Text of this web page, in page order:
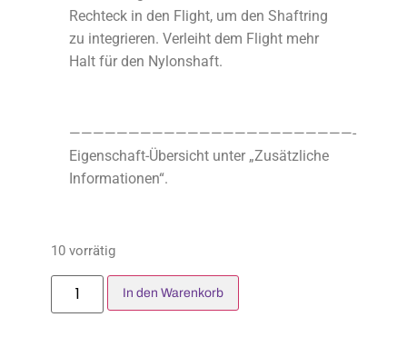
Rechteck in den Flight, um den Shaftring
zu integrieren. Verleiht dem Flight mehr
Halt für den Nylonshaft.
————————————————————————-
Eigenschaft-Übersicht unter „Zusätzliche
Informationen“.
10 vorrätig
In den Warenkorb